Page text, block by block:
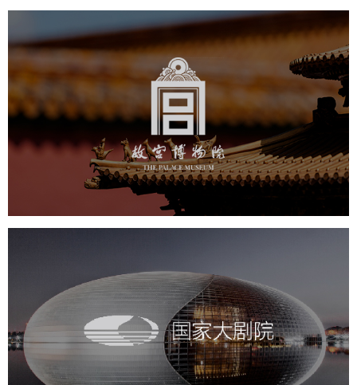
故宫博物院
文化艺术 博物馆 智慧博物馆
博物馆网站建设
景区网站建设
文创商城 万能专题 网站代运营
国家大剧院
文化艺术 剧院 智慧展馆 展馆网站建设